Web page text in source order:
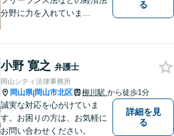
分野に力を入れていま
る
小野 寛之 弁護士
岡山シティ法律事務所
岡山県|岡山市北区 柳川駅 から徒歩1分
誠実な対応を心がけていま
す。お困りの方は、お気軽に
お問い合わせください。
詳細を見
る